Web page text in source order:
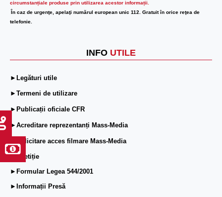
circumstanțiale produse prin utilizarea acestor informații.
În caz de urgenţe, apelaţi numărul european unic 112. Gratuit în orice reţea de
telefonie.
INFO UTILE
►Legături utile
►Termeni de utilizare
►Publicații oficiale CFR
►Acreditare reprezentanți Mass-Media
►Solicitare acces filmare Mass-Media
►ePetiție
►Formular Legea 544/2001
►Informații Presă